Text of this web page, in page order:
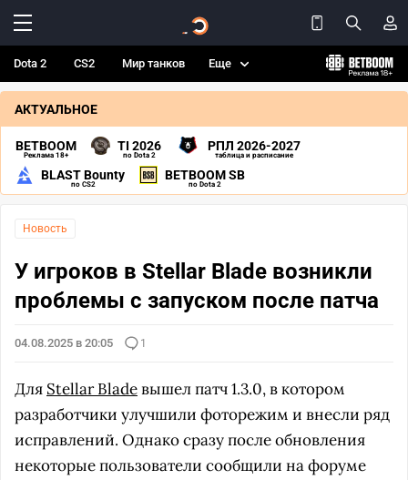
Dota 2 CS2 Мир танков Еще
АКТУАЛЬНОЕ
BETBOOM
Реклама 18+
TI 2026
по Dota 2
РПЛ 2026-2027
таблица и расписание
BLAST Bounty
по CS2
BETBOOM SB
по Dota 2
Новость
У игроков в Stellar Blade возникли
проблемы с запуском после патча
04.08.2025 в 20:05 1
Для Stellar Bladeвышел патч 1.3.0, в котором
разработчики улучшили фоторежим и внесли ряд
исправлений. Однако сразу после обновления
некоторые пользователи сообщили на форуме